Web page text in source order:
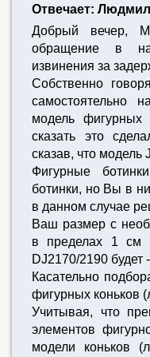
Отвечает:
Добрый вечер,
обращение в
извинения за
Собственно
самостоятельно
модель фигурных
сказать это
сказав, что модель
Фигурные
ботинки, но Вы в
в данном случае
Ваш размер с
в пределах 1 см
DJ2170/2190 будет
Касательно
фигурных коньков
Учитывая, что
элементов
модели коньков